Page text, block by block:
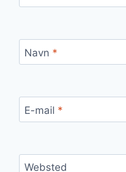
Navn *
E-mail *
Websted